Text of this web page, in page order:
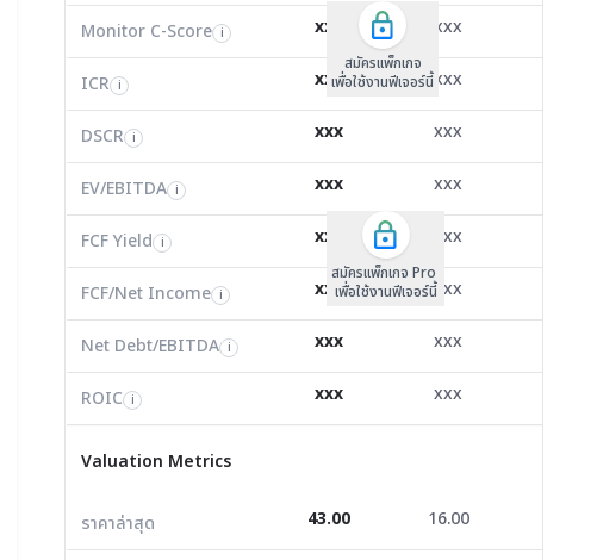
Monitor C-Score
0.00 0.00
ICR i 8.48 240.36
DSCR
EV/EBITDA
FCF Yield i 13.33 7.72
FCF/Net Income
4.90 1.02
-3.78 -0.06
ROIC i 1.49 26.15
P/BV
0.35 2.80
Monitor C-Score i
ICR i
DSCR i
สมัครแพ็คเกจ B
เพื่อใช้งานฟีเจอร์นี้
FCF Yield i
FCF/Net Income
Net Debt/EBITDA
ROIC i
สมัครแพ็คเกจ B
เพื่อใช้งานฟีเจอร์นี้
Monitor C-Score i xxx xxx
ICR i xxx xxx
DSCR i xxx xxx
สมัครแพ็กเกจ
เพื่อใช้งานฟีเจอร์นี้
EV/EBITDA i xxx xxx
FCF Yield i xxx xxx
FCF/Net Income i xxx xxx
Net Debt/EBITDA i xxx xxx
ROIC i xxx xxx
สมัครแพ็กเกจ Pro
เพื่อใช้งานฟีเจอร์นี้
Valuation Metrics
ราคาล่าสุด 43.00 16.00